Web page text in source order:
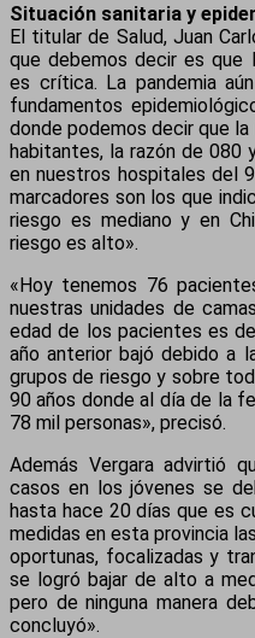
Situación sanitaria y
El titular de Salud, Juan
que debemos decir es que
es crítica. La pandemia
fundamentos
donde podemos decir que
habitantes, la razón de 080
en nuestros hospitales del
marcadores son los que
riesgo es mediano y en
riesgo es alto».
«Hoy tenemos 76
nuestras unidades de
edad de los pacientes es
año anterior bajó debido a
grupos de riesgo y sobre
90 años donde al día de la
78 mil personas», precisó.
Además Vergara advirtió
casos en los jóvenes se
hasta hace 20 días que es
medidas en esta provincia
oportunas, focalizadas y
se logró bajar de alto a
pero de ninguna manera
concluyó».